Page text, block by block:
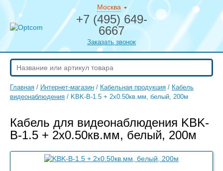
Москва
+7 (495) 649-
6667
Заказать звонок
Главная / Интернет-магазин / Кабельная продукция / Кабель
видеонаблюдения / KBK-B-1.5 + 2x0.50кв.мм, белый, 200м
Кабель для видеонаблюдения KBK-
B-1.5 + 2x0.50кв.мм, белый, 200м